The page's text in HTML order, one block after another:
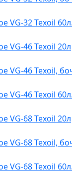
VG-32 Texoil
VG-46 Texoil 20л
VG-46 Texoil,
VG-46 Texoil
VG-68 Texoil 20л
VG-68 Texoil,
VG-68 Texoil